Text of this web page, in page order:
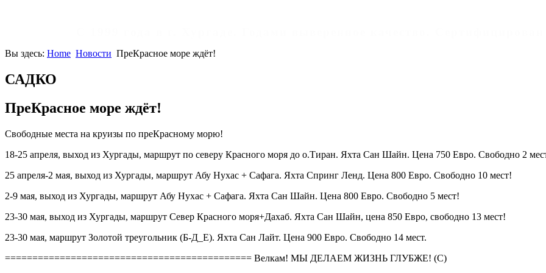
Вы здесь: Home Новости ПреКрасное море ждёт!
САДКО
ПреКрасное море ждёт!
Свободные места на круизы по преКрасному морю!
18-25 апреля, выход из Хургады, маршрут по северу Красного моря до о.Тиран. Яхта Сан Шайн. Цена 750 Евро. Свободно 2
25 апреля-2 мая, выход из Хургады, маршрут Абу Нухас + Сафага. Яхта Спринг Ленд. Цена 800 Евро. Свободно 10 мест!
2-9 мая, выход из Хургады, маршрут Абу Нухас + Сафага. Яхта Сан Шайн. Цена 800 Евро. Свободно 5 мест!
23-30 мая, выход из Хургады, маршрут Север Красного моря+Дахаб. Яхта Сан Шайн, цена 850 Евро, свободно 13 мест!
23-30 мая, маршрут Золотой треугольник (Б-Д_Е). Яхта Сан Лайт. Цена 900 Евро. Свободно 14 мест.
============================================= Велкам! МЫ ДЕЛАЕМ ЖИЗНЬ ГЛУБЖЕ! (С)